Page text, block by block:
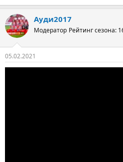
Ауди2017
Модератор Рейтинг сезона:
05.02.2021